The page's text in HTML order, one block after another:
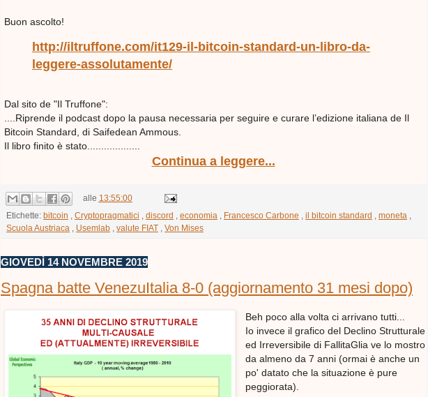
Buon ascolto!
http://iltruffone.com/it129-il-bitcoin-standard-un-libro-da-
leggere-assolutamente/
Dal sito de "Il Truffone":
....Riprende il podcast dopo la pausa necessaria per seguire e curare l’edizione italiana de Il
Bitcoin Standard, di Saifedean Ammous.
Il libro finito è stato...................
Continua a leggere...
alle 13:55:00
Etichette: bitcoin Cryptopragmatici discord economia Francesco Carbone il bitcoin standard moneta
Scuola Austriaca
Usemlab valute FIAT Von Mises
GIOVEDÌ 14 NOVEMBRE 2019
Spagna batte VenezuItalia 8-0 (aggiornamento 31 mesi dopo)
Beh poco alla volta ci arrivano tutti...
Io invece il grafico del Declino Strutturale
ed Irreversibile di FallitaGlia ve lo mostro
da almeno da 7 anni (ormai è anche un
po' datato che la situazione è pure
peggiorata).